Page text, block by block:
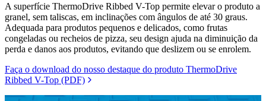
A superfície ThermoDrive Ribbed V-Top permite elevar o produto a
granel, sem taliscas, em inclinações com ângulos de até 30 graus.
Adequada para produtos pequenos e delicados, como frutas
congeladas ou recheios de pizza, seu design ajuda na diminuição da
perda e danos aos produtos, evitando que deslizem ou se enrolem.
Faça o download do nosso destaque do produto ThermoDrive
Ribbed V-Top (PDF)